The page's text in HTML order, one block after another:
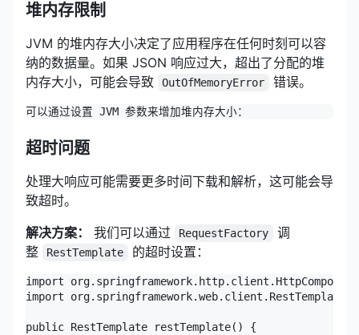
堆内存限制
JVM 的堆内存大小决定了应用程序在任何时刻可以容
纳的数据量。如果 JSON 响应过大，超出了分配的堆
内存大小，可能会导致
OutOfMemoryError 错误。
可以通过设置 JVM 参数来增加堆内存大小：
超时问题
处理大响应可能需要更多时间下载和解析，这可能会导
致超时。
解决方案：
我们可以通过 RequestFactory
调
整
RestTemplate 的超时设置：
import
import org.springframework.web.client.RestTemplate;
public RestTemplate restTemplate() {